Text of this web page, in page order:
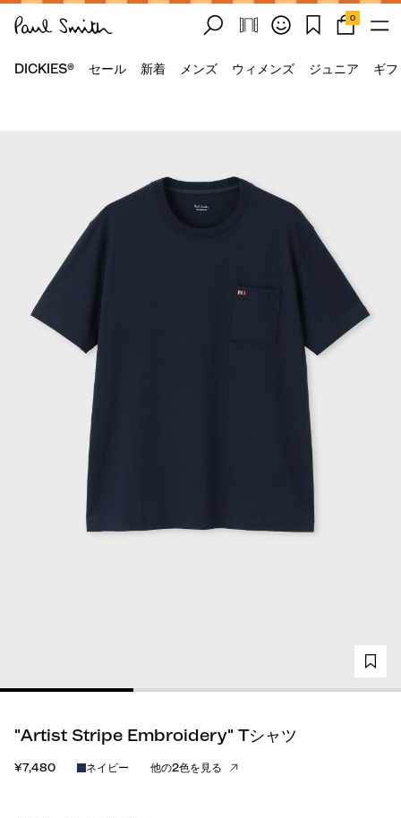
0
DICKIES® セール 新着 メンズ ウィメンズ ジュニア ギ
"Artist Stripe Embroidery" Tシャツ
¥7,480 ネイビー 他の2色を見る